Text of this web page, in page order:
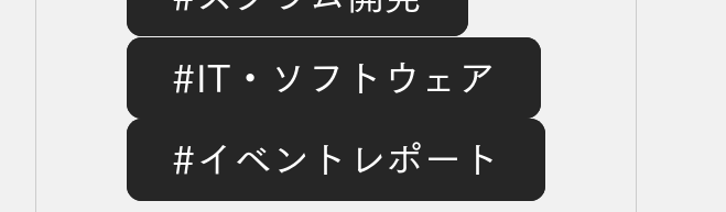
届けた、ランチ
スポンサーの裏
#IT・ソフトウェア
#イベントレポート